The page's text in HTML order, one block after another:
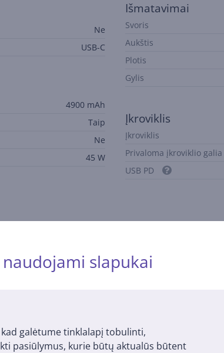
slapukai
galėtume tinklalapį tobulinti,
pasiūlymus, kurie būtų aktualūs būtent
Ne
USB-C
4900 mAh
Taip
Ne
45 W
Išmatavimai
Svoris
Aukštis
Plotis
Gylis
Įkroviklis
Įkroviklis
Privaloma įkroviklio galia
USB PD
ir suasmenintas santraukas, kad visada